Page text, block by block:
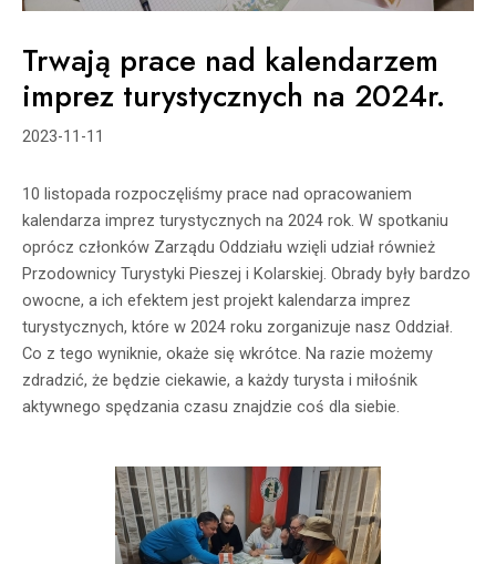
Trwają prace nad kalendarzem
imprez turystycznych na 2024r.
2023-11-11
10 listopada rozpoczęliśmy prace nad opracowaniem
kalendarza imprez turystycznych na 2024 rok. W spotkaniu
oprócz członków Zarządu Oddziału wzięli udział również
Przodownicy Turystyki Pieszej i Kolarskiej. Obrady były bardzo
owocne, a ich efektem jest projekt kalendarza imprez
turystycznych, które w 2024 roku zorganizuje nasz Oddział.
Co z tego wyniknie, okaże się wkrótce. Na razie możemy
zdradzić, że będzie ciekawie, a każdy turysta i miłośnik
aktywnego spędzania czasu znajdzie coś dla siebie.